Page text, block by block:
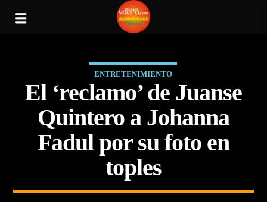
ENTRETENIMIENTO
El ‘reclamo’ de Juanse
Quintero a Johanna
Fadul por su foto en
toples